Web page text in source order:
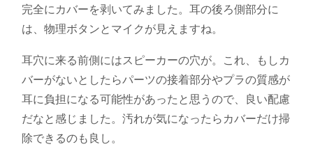
完全にカバーを剥いてみました。耳の後ろ側部分に
は、物理ボタンとマイクが見えますね。
耳穴に来る前側にはスピーカーの穴が。これ、もしカ
バーがないとしたらパーツの接着部分やプラの質感が
耳に負担になる可能性があったと思うので、良い配慮
だなと感じました。汚れが気になったらカバーだけ掃
除できるのも良し。